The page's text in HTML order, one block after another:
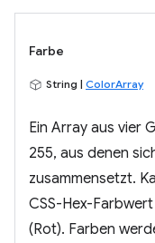
Farbe
String | ColorArray
Ein Array aus vier
255, aus denen
zusammensetzt.
CSS-Hex-Farbwert
(Rot). Farben